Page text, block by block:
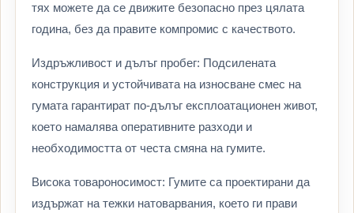
тях можете да се движите безопасно през цялата
година, без да правите компромис с качеството.
Издръжливост и дълъг пробег: Подсилената
конструкция и устойчивата на износване смес на
гумата гарантират по-дълъг експлоатационен живот,
което намалява оперативните разходи и
необходимостта от честа смяна на гумите.
Висока товароносимост: Гумите са проектирани да
издържат на тежки натоварвания, което ги прави